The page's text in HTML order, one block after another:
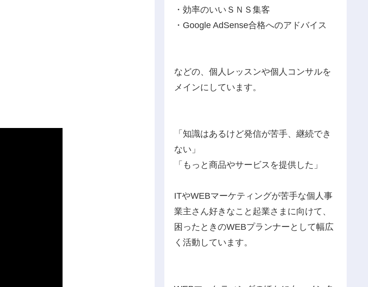
・効率のいいＳＮＳ集客
・Google AdSense合格へのアドバイス
などの、個人レッスンや個人コンサルを
メインにしています。
「知識はあるけど発信が苦手、継続でき
ない」
「もっと商品やサービスを提供した」
ITやWEBマーケティングが苦手な個人事
業主さん好きなこと起業さまに向けて、
困ったときのWEBプランナーとして幅広
く活動しています。